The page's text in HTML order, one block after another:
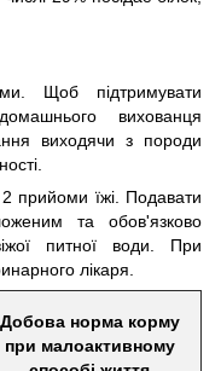
Щоб підтримувати
вихованця
виходячи з породи
прийоми їжі. Подавати
та обов'язково
питної води. При
лікаря.
Добова норма корму
при малоактивному